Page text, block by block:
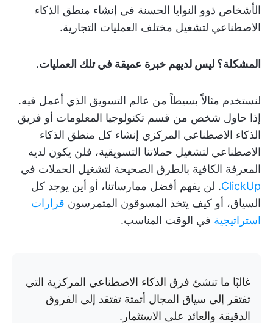
الأشخاص ذوو النوايا الحسنة في إنشاء منطق الذكاء
الاصطناعي لتشغيل مختلف العمليات التجارية.
المشكلة؟ ليس لديهم خبرة عميقة في تلك العمليات.
لنستخدم مثالاً بسيطاً من عالم التسويق الذي أعمل فيه.
إذا حاول شخص من قسم تكنولوجيا المعلومات أو فريق
الذكاء الاصطناعي المركزي إنشاء كل منطق الذكاء
الاصطناعي لتشغيل حملاتنا التسويقية، فلن يكون لديه
المعرفة الكافية بالطرق الصحيحة لتشغيل الحملات في
ClickUp. لن يفهم أفضل ممارساتنا، أو أين يوجد كل
السياق، أو كيف يتخذ المسوقون المتمرسون قرارات
استراتيجية في الوقت المناسب.
غالبًا ما تنشئ فرق الذكاء الاصطناعي المركزية التي
تفتقر إلى سياق المجال أتمتة تفتقد إلى الفروق
الدقيقة والعائد على الاستثمار.